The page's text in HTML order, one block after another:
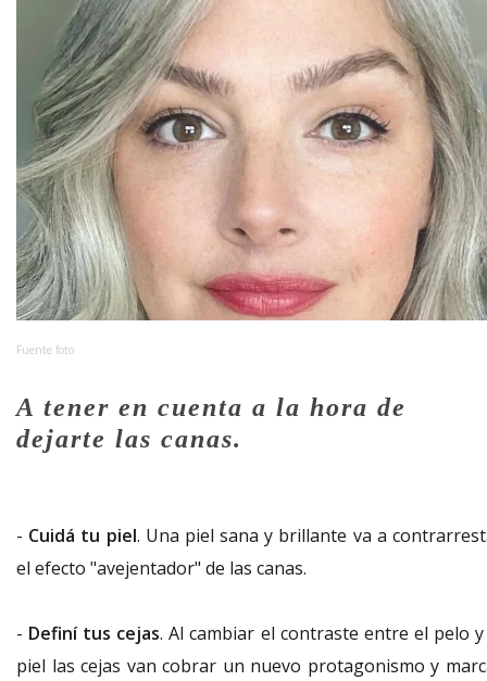
Fuente foto
A tener en cuenta a la hora de
dejarte las canas.
- Cuidá tu piel. Una piel sana y brillante va a
el efecto "avejentador" de las canas.
- Definí tus cejas. Al cambiar el contraste entre el pelo
piel las cejas van cobrar un nuevo protagonismo y